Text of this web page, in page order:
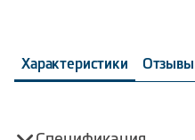
Характеристики Отзывы